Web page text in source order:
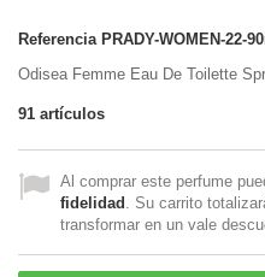
Referencia PRADY-WOMEN-22-
Odisea Femme Eau De Toilette
91 artículos
Al comprar este perfume
fidelidad . Su carrito
transformar en un vale